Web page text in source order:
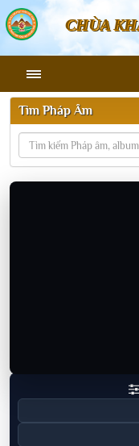
CHÙA
Tìm Pháp Âm